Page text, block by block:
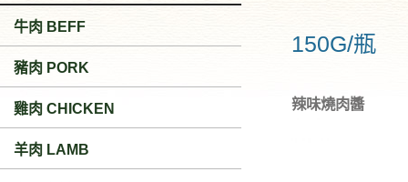
牛肉 BEFF
豬肉 PORK
雞肉 CHICKEN
羊肉 LAMB
150G/瓶
辣味燒肉醬